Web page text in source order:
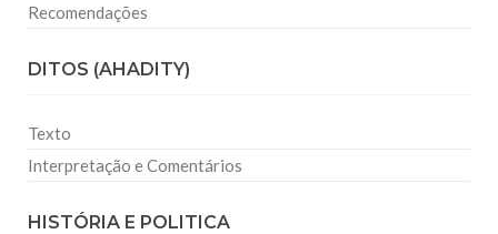
Recomendações
DITOS (AHADITY)
Texto
Interpretação e Comentários
HISTÓRIA E POLITICA